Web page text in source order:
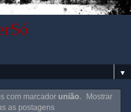
▼
com marcador união.
Mostrar
as postagens